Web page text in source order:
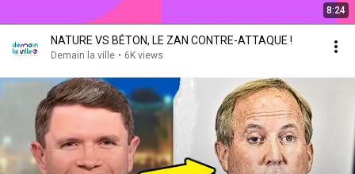
8:24
NATURE VS BÉTON, LE ZAN CONTRE-ATTAQUE !
Demain la ville • 6K views